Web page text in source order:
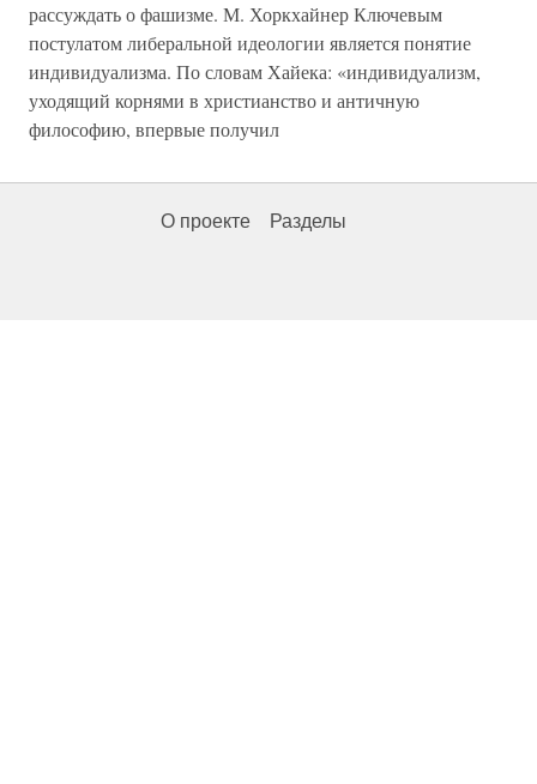
рассуждать о фашизме. М. Хоркхайнер Ключевым
постулатом либеральной идеологии является понятие
индивидуализма. По словам Хайека: «индивидуализм,
уходящий корнями в христианство и античную
философию, впервые получил
О проекте Разделы